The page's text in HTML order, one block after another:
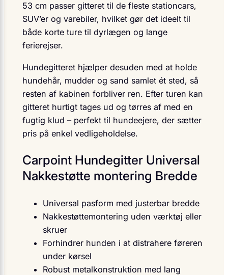
53 cm passer gitteret til de fleste stationcars,
SUV’er og varebiler, hvilket gør det ideelt til
både korte ture til dyrlægen og lange
ferierejser.
Hundegitteret hjælper desuden med at holde
hundehår, mudder og sand samlet ét sted, så
resten af kabinen forbliver ren. Efter turen kan
gitteret hurtigt tages ud og tørres af med en
fugtig klud – perfekt til hundeejere, der sætter
pris på enkel vedligeholdelse.
Carpoint Hundegitter Universal
Nakkestøtte montering Bredde
Universal pasform med justerbar bredde
Nakkestøttemontering uden værktøj eller
skruer
Forhindrer hunden i at distrahere føreren
under kørsel
Robust metal­konstruktion med lang